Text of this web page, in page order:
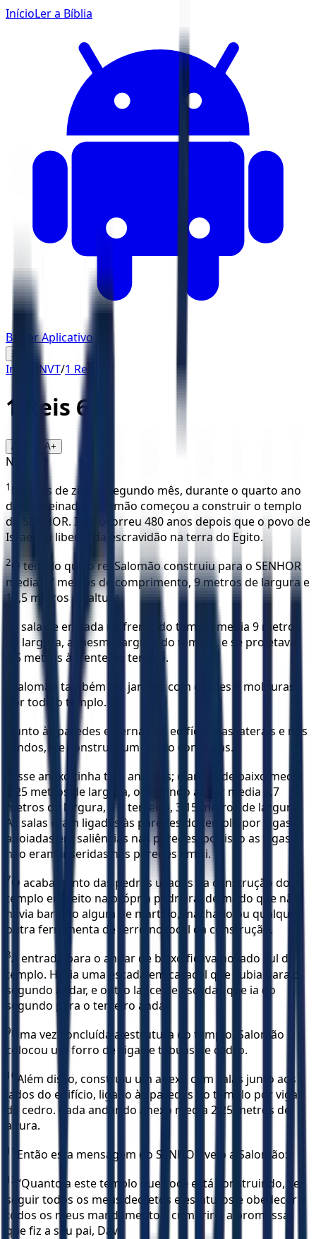
InícioLer a Bíblia
Baixar Aplicativo
☰
Início NVT/1 Reis
1 Reis 6
A- A+
NVT
1
No mês de zive, o segundo mês, durante o quarto ano
de seu reinado, Salomão começou a construir o templo
do SENHOR. Isso ocorreu 480 anos depois que o povo de
Israel foi liberto da escravidão na terra do Egito.
2O templo que o rei Salomão construiu para o SENHOR
media 27 metros de comprimento, 9 metros de largura e
13,5 metros de altura.
A sala de entrada na frente do templo media 9 metros
de largura, a mesma largura do templo, e se projetava
4,5 metros à frente do templo.
Salomão também fez janelas com grades e molduras
por todo o templo.
Junto às paredes externas do edifício, nas laterais e nos
fundos, ele construiu um anexo com salas.
Esse anexo tinha três andares; o andar de baixo media
2,25 metros de largura, o segundo andar media 2,7
metros de largura, e o terceiro, 3,15 metros de largura.
As salas eram ligadas às paredes do templo por vigas
apoiadas em saliências nas paredes, por isso as vigas
não eram inseridas nas paredes em si.
7O acabamento das pedras usadas na construção do
templo era feito na própria pedreira, de modo que não
havia barulho algum de martelo, machado ou qualquer
outra ferramenta de ferro no local da construção.
8A entrada para o andar de baixo ficava no lado sul do
templo. Havia uma escada em caracol que subia para o
segundo andar, e outro lance de escadas que ia do
segundo para o terceiro andar.
9Uma vez concluída a estrutura do templo, Salomão
colocou um forro de vigas e tábuas de cedro.
10 Além disso, construiu um anexo com salas junto aos
lados do edifício, ligado às paredes do templo por vigas
de cedro. Cada andar do anexo media 2,25 metros de
altura.
11 Então esta mensagem do SENHOR veio a Salomão:
12 “Quanto a este templo que você está construindo, se
seguir todos os meus decretos e estatutos e obedecer a
todos os meus mandamentos, cumprirei a promessa
que fiz a seu pai, Davi.